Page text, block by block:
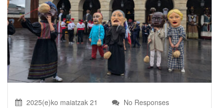
2025(e)ko maiatzak 21 No Responses